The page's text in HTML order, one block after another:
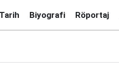
Tarih Biyografi Röportaj